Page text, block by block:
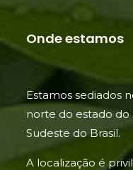
Onde estamos
Estamos sediados
norte do estado do
Sudeste do Brasil.
A localização é